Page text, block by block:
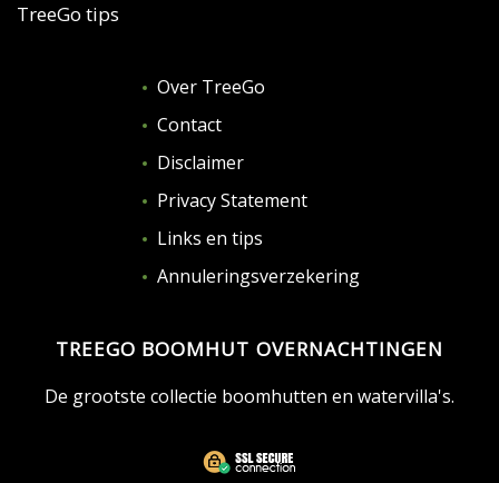
TreeGo tips
Over TreeGo
Contact
Disclaimer
Privacy Statement
Links en tips
Annuleringsverzekering
TREEGO BOOMHUT OVERNACHTINGEN
De grootste collectie boomhutten en watervilla's.